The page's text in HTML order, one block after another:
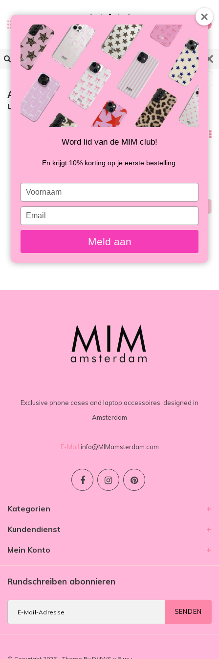
0
Zurück
Artikel mit Schlagwort
universeel iphone hoesje
angesehen
Keine Produkte gefunden!...
Am
Exclusive phone cases and laptop accessoires, designed in
Amsterdam
E-Mail info@MIMamsterdam.com
Kategorien
Kundendienst
Mein Konto
Rundschreiben abonnieren
SENDEN
Word lid van de MIM club!
En krijgt 10% korting op je eerste bestelling.
Type
your
name
Type
your
email
Meld aan